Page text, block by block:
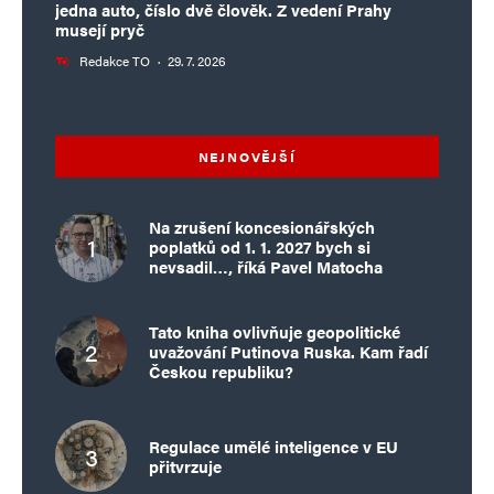
jedna auto, číslo dvě člověk. Z vedení Prahy
musejí pryč
Redakce TO · 29. 7. 2026
NEJNOVĚJŠÍ
Na zrušení koncesionářských
poplatků od 1. 1. 2027 bych si
nevsadil…, říká Pavel Matocha
Tato kniha ovlivňuje geopolitické
uvažování Putinova Ruska. Kam řadí
Českou republiku?
Regulace umělé inteligence v EU
přitvrzuje